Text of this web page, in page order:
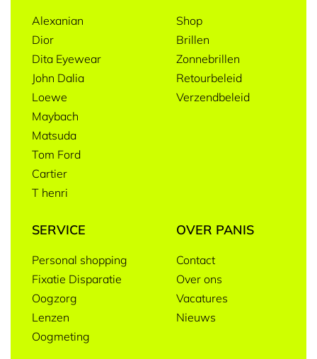
Alexanian
Dior
Dita Eyewear
John Dalia
Loewe
Maybach
Matsuda
Tom Ford
Cartier
T henri
Shop
Brillen
Zonnebrillen
Retourbeleid
Verzendbeleid
SERVICE
Personal shopping
Fixatie Disparatie
Oogzorg
Lenzen
Oogmeting
OVER PANIS
Contact
Over ons
Vacatures
Nieuws